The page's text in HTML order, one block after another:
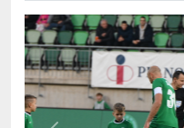
Previous